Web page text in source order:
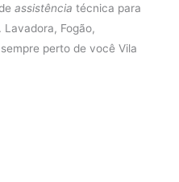
assistência técnica para
Fogão,
perto de você Vila